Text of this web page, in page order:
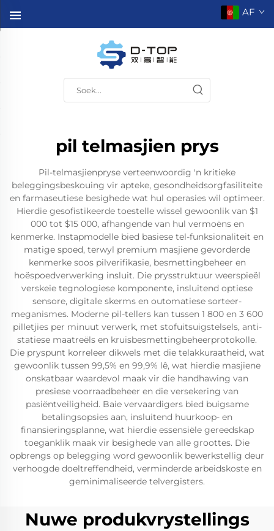
AF
pil telmasjien prys
Pil-telmasjienpryse verteenwoordig 'n kritieke
beleggingsbeskouing vir apteke, gesondheidsorgfasiliteite
en farmaseutiese besighede wat hul operasies wil optimeer.
Hierdie gesofistikeerde toestelle wissel gewoonlik van $1
000 tot $15 000, afhangende van hul vermoëns en
kenmerke. Instapmodelle bied basiese tel-funksionaliteit en
matige spoed, terwyl premium masjiene gevorderde
kenmerke soos pilverifikasie, besmettingbeheer en
hoëspoedverwerking insluit. Die prysstruktuur weerspieël
verskeie tegnologiese komponente, insluitend optiese
sensore, digitale skerms en outomatiese sorteer-
meganismes. Moderne pil-tellers kan tussen 1 800 en 3 600
pilletjies per minuut verwerk, met stofuitsuigstelsels, anti-
statiese maatreëls en kruisbesmettingbeheerprotokolle.
Die pryspunt korreleer dikwels met die telakkuraatheid, wat
gewoonlik tussen 99,5% en 99,9% lê, wat hierdie masjiene
onskatbaar waardevol maak vir die handhawing van
presiese voorraadbeheer en die versekering van
pasiëntveiligheid. Baie vervaardigers bied buigsame
betalingsopsies aan, insluitend huurkoop- en
finansieringsplanne, wat hierdie essensiële gereedskap
toeganklik maak vir besighede van alle groottes. Die
opbrengs op belegging word gewoonlik bewerkstellig deur
verhoogde doeltreffendheid, verminderde arbeidskoste en
geminimaliseerde telvergisters.
Nuwe produkvrystellings